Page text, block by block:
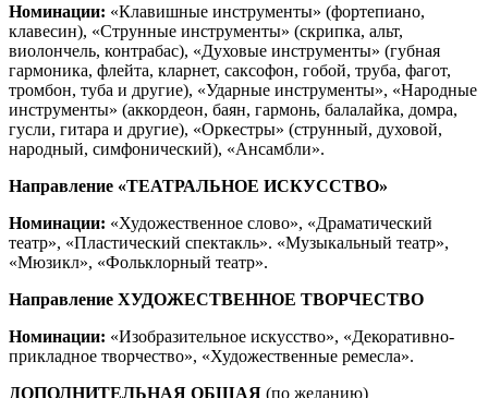
Номинации: «Клавишные инструменты» (фортепиано,
клавесин), «Струнные инструменты» (скрипка, альт,
виолончель, контрабас), «Духовые инструменты» (губная
гармоника, флейта, кларнет, саксофон, гобой, труба, фагот,
тромбон, туба и другие), «Ударные инструменты», «Народные
инструменты» (аккордеон, баян, гармонь, балалайка, домра,
гусли, гитара и другие), «Оркестры» (струнный, духовой,
народный, симфонический), «Ансамбли».
Направление «ТЕАТРАЛЬНОЕ ИСКУССТВО»
Номинации: «Художественное слово», «Драматический
театр», «Пластический спектакль». «Музыкальный театр»,
«Мюзикл», «Фольклорный театр».
Направление ХУДОЖЕСТВЕННОЕ ТВОРЧЕСТВО
Номинации: «Изобразительное искусство», «Декоративно-
прикладное творчество», «Художественные ремесла».
ДОПОЛНИТЕЛЬНАЯ ОБШАЯ (по желанию)